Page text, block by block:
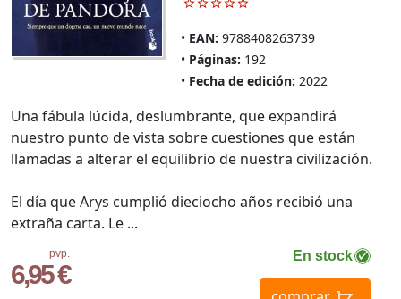
EAN: 9788408263739
Páginas: 192
Fecha de edición: 2022
pvp.
6,95 €
En stock
Una fábula lúcida, deslumbrante, que expandirá
nuestro punto de vista sobre cuestiones que están
llamadas a alterar el equilibrio de nuestra civilización.
El día que Arys cumplió dieciocho años recibió una
extraña carta. Le ...